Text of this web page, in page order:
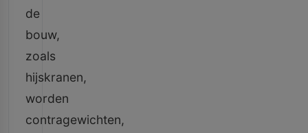
de
bouw,
zoals
hijskranen,
worden
contragewichten,